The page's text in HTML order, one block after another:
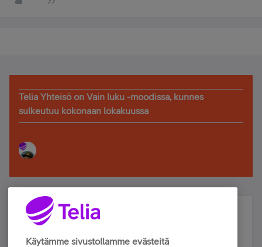
Telia Yhteisö on Vain luku -moodissa, kunnes
sulkeutuu kokonaan lokakuussa
Älä jää paitsi – osallistu ja voita!
Tilaa Telian uutiskirje ja olet mukana arvonnassa.
Käytämme sivustollamme evästeitä